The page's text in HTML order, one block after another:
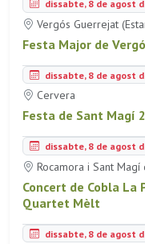
dissabte, 8 de agost
Vergós Guerrejat
Festa Major de
dissabte, 8 de agost
Cervera
Festa de Sant Magí
dissabte, 8 de agost
Rocamora i Sant
Concert de Cobla
Quartet Mèlt
dissabte, 8 de agost